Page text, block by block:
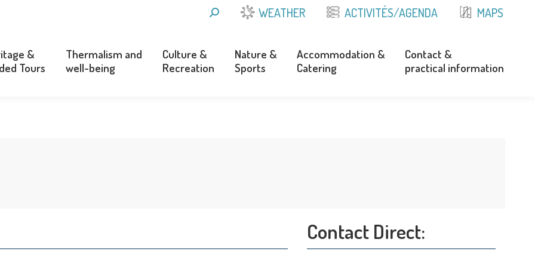
SEARCH: WEATHER ACTIVITÉS/AGENDA MAPS
&
Tours
Thermalism and
well-being
Culture &
Recreation
Nature &
Sports
Accommodation &
Catering
Contact &
practical information
Contact Direct:
Nature &
Accommodation &
Contact &